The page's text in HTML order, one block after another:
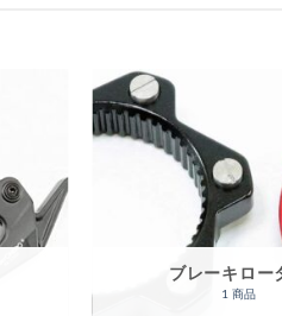
ブレーキロー
1 商品